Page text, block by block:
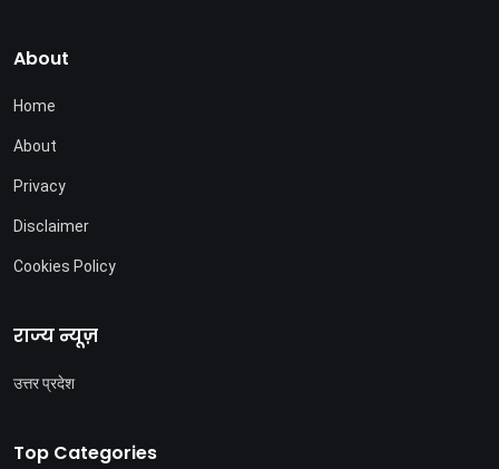
About
Home
About
Privacy
Disclaimer
Cookies Policy
राज्य न्यूज़
उत्तर प्रदेश
Top Categories